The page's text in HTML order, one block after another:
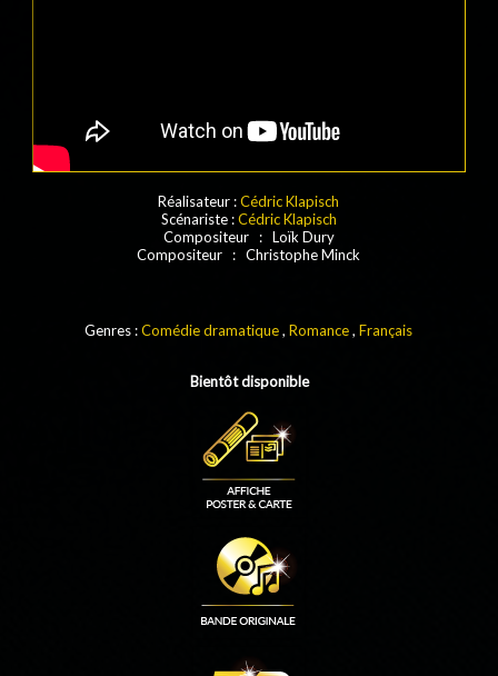
Réalisateur :Cédric Klapisch
Scénariste :Cédric Klapisch
Compositeur : Loïk Dury
Compositeur : Christophe Minck
Genres :Comédie dramatique,Romance,Français
Bientôt disponible